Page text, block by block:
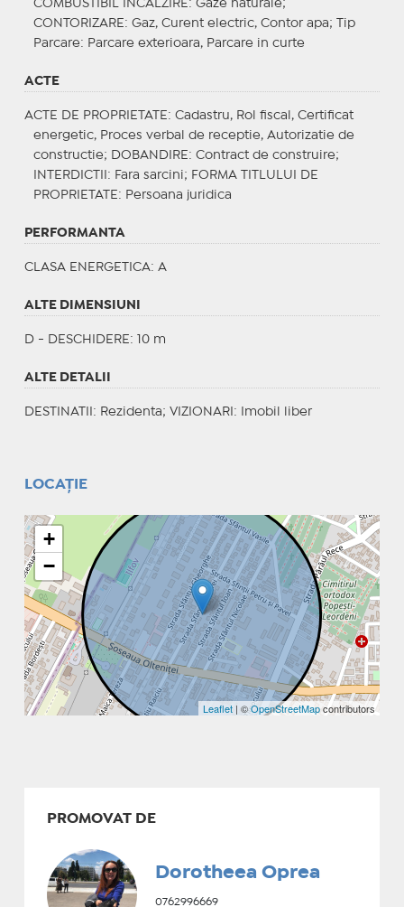
COMBUSTIBIL INCALZIRE : Gaze naturale;
CONTORIZARE : Gaz, Curent electric, Contor apa;
Tip
Parcare: Parcare exterioara, Parcare in curte
ACTE
ACTE DE PROPRIETATE : Cadastru, Rol fiscal, Certificat
energetic, Proces verbal de receptie, Autorizatie de
constructie;
DOBANDIRE : Contract de construire;
INTERDICTII : Fara sarcini; FORMA TITLULUI DE
PROPRIETATE : Persoana juridica
PERFORMANTA
CLASA ENERGETICA: A
ALTE DIMENSIUNI
D - DESCHIDERE: 10 m
ALTE DETALII
DESTINATII : Rezidenta; VIZIONARI : Imobil liber
LOCAȚIE
+
−
Leaflet | ©OpenStreetMapcontributors
PROMOVAT DE
Dorotheea Oprea
0762996669